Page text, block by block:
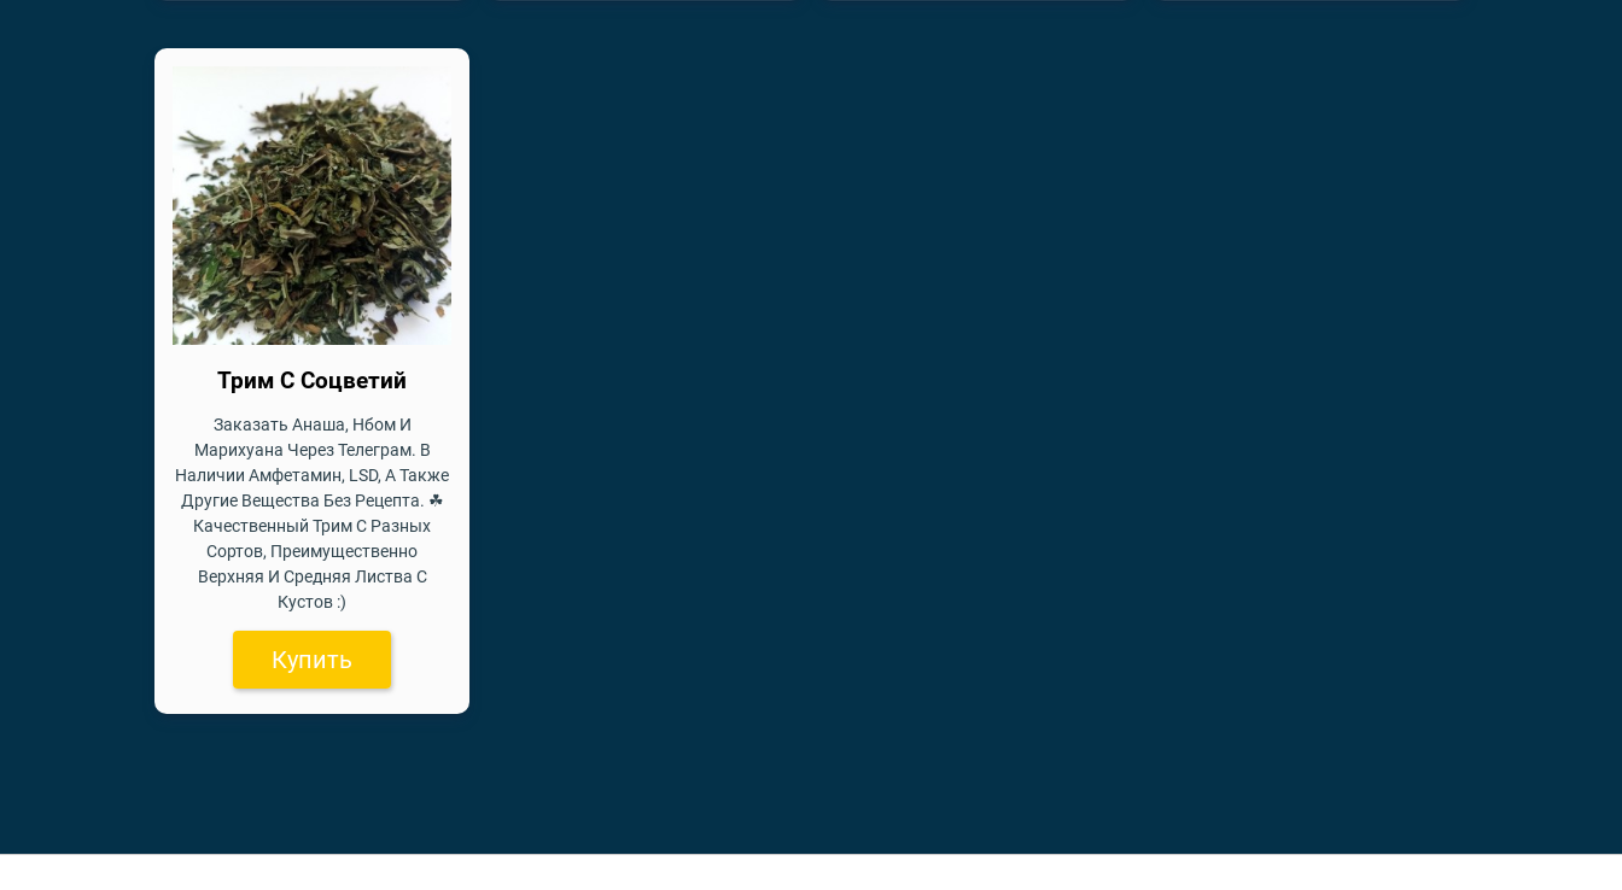
Трим С Соцветий
Заказать Анаша, Нбом И
Марихуана Через Телеграм. В
Наличии Амфетамин, LSD, А Также
Другие Вещества Без Рецепта. ☘
Качественный Трим С Разных
Сортов, Преимущественно
Верхняя И Средняя Листва С
Кустов :)
Купить